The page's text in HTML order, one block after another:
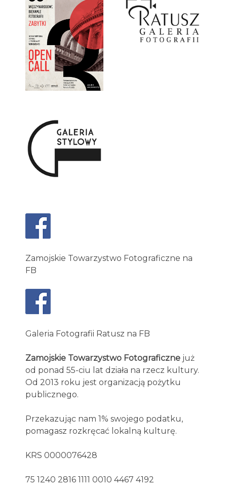
Zamojskie Towarzystwo Fotograficzne na
FB
Galeria Fotografii Ratusz na FB
Zamojskie Towarzystwo Fotograficzne już
od ponad 55-ciu lat działa na rzecz kultury.
Od 2013 roku jest organizacją pożytku
publicznego.
Przekazując nam 1% swojego podatku,
pomagasz rozkręcać lokalną kulturę.
KRS 0000076428
75 1240 2816 1111 0010 4467 4192